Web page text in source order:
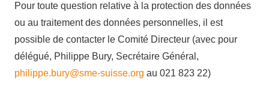
Pour toute question relative à la protection des données
ou au traitement des données personnelles, il est
possible de contacter le Comité Directeur (avec pour
délégué, Philippe Bury, Secrétaire Général,
philippe.bury@sme-suisse.org au 021 823 22)